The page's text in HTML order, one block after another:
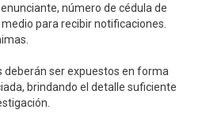
número de cédula de
para recibir notificaciones.
deberán ser expuestos en forma
brindando el detalle suficiente